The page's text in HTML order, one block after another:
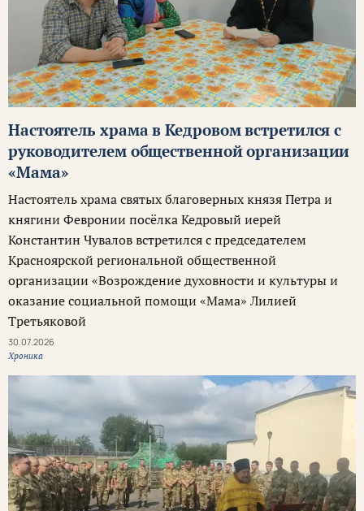
Настоятель храма в Кедровом встретился с
руководителем общественной организации
«Мама»
Настоятель храма святых благоверных князя Петра и
княгини Февронии посёлка Кедровый иерей
Константин Чувалов встретился с председателем
Красноярской региональной общественной
организации «Возрождение духовности и культуры и
оказание социальной помощи «Мама» Лилией
Третьяковой
30.07.2026
Хроника